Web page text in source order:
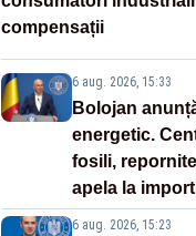
compensații
6 aug. 2026, 15:33
Bolojan
energetic.
fosili,
apela la
6 aug. 2026, 15:23